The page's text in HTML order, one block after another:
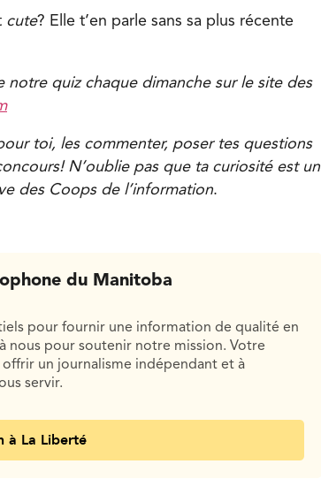
cute? Elle t’en parle sans sa plus récente
notre quiz chaque dimanche sur le site des
toi, les commenter, poser tes questions
N’oublie pas que ta curiosité est un
des Coops de l’information.
du Manitoba
pour fournir une information de qualité en
nous pour soutenir notre mission. Votre
un journalisme indépendant et à
servir.
à La Liberté